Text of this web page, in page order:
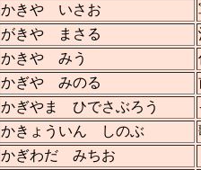
かきや いさお
がきや まさる
かきや みう
かぎや みのる
かぎやま ひでさぶろう
かきょういん しのぶ
かぎわだ みちお